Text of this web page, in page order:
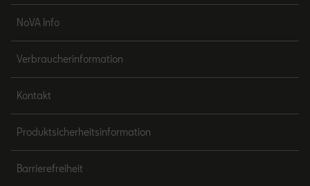
NoVA Info
Verbraucherinformation
Kontakt
Produktsicherheitsinformation
Barrierefreiheit